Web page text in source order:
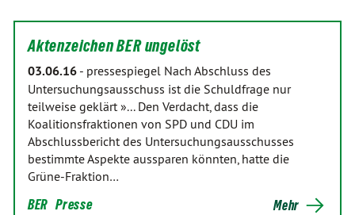
Aktenzeichen BER ungelöst
03.06.16 - pressespiegel Nach Abschluss des
Untersuchungsausschuss ist die Schuldfrage nur
teilweise geklärt »... Den Verdacht, dass die
Koalitionsfraktionen von SPD und CDU im
Abschlussbericht des Untersuchungsausschusses
bestimmte Aspekte aussparen könnten, hatte die
Grüne-Fraktion…
BER Presse Mehr